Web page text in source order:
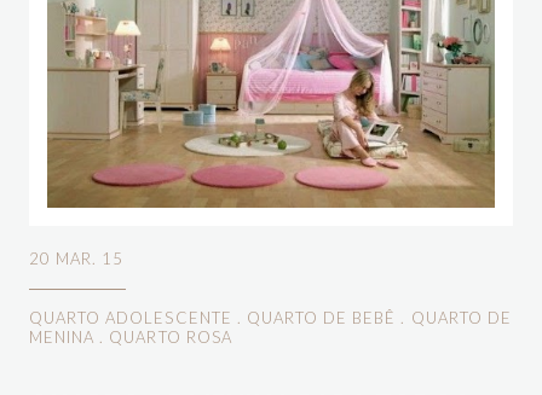
20 MAR. 15
QUARTO ADOLESCENTE QUARTO DE BEBÊ
QUARTO DE
MENINA
QUARTO ROSA